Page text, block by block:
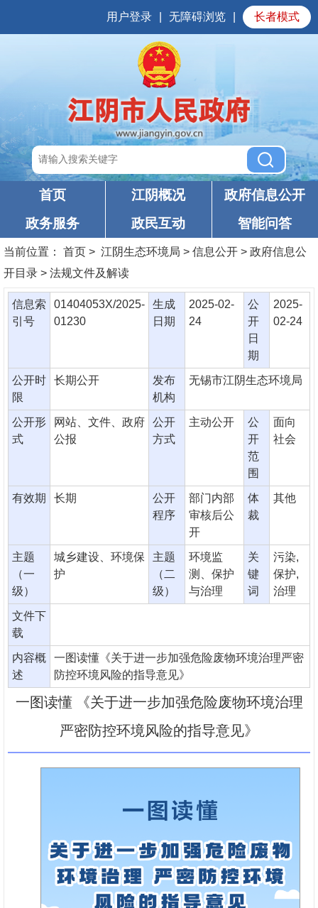
用户登录 无障碍浏览 长者模式
首页 江阴概况
政府信息公开
政务服务
政民互动 智能问答
当前位置： 首页 > 江阴生态环境局 > 信息公开 > 政府信息公
开目录 > 法规文件及解读
信息索
引号
01404053X/2025-
01230
生成
日期
2025-02-
24
公
开
日
期
2025-
02-24
公开时
限
长期公开
发布
机构
无锡市江阴生态环境局
公开形
式
网站、文件、政府
公报
公开
方式
主动公开
公
开
范
围
面向
社会
有效期 长期
公开
程序
部门内部
审核后公
开
体
裁
其他
主题
（一
级）
城乡建设、环境保
护
主题
（二
级）
环境监
测、保护
与治理
关
键
词
污染,
保护,
治理
文件下
载
内容概
述
一图读懂《关于进一步加强危险废物环境治理严密
防控环境风险的指导意见》
一图读懂 《关于进一步加强危险废物环境治理
严密防控环境风险的指导意见》